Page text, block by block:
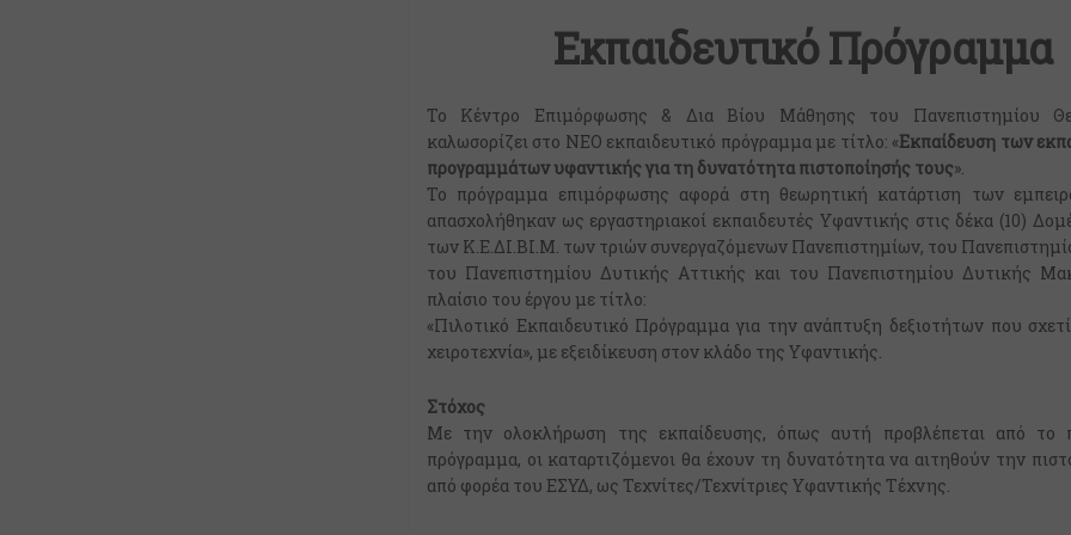
Εκπαιδευτικό Πρόγραμμα
Το Κέντρο Επιμόρφωσης & Δια Βίου Μάθησης του Πανεπιστημίου
καλωσορίζει στο ΝΕΟ εκπαιδευτικό πρόγραμμα με τίτλο: «Εκπαίδευση των
προγραμμάτων υφαντικής για τη δυνατότητα πιστοποίησής τους».
Το πρόγραμμα επιμόρφωσης αφορά στη θεωρητική κατάρτιση των
απασχολήθηκαν ως εργαστηριακοί εκπαιδευτές Υφαντικής στις δέκα (10)
των Κ.Ε.ΔΙ.ΒΙ.Μ. των τριών συνεργαζόμενων Πανεπιστημίων, του
του Πανεπιστημίου Δυτικής Αττικής και του Πανεπιστημίου Δυτικής
πλαίσιο του έργου με τίτλο:
«Πιλοτικό Εκπαιδευτικό Πρόγραμμα για την ανάπτυξη δεξιοτήτων που
χειροτεχνία», με εξειδίκευση στον κλάδο της Υφαντικής.
Στόχος
Με την ολοκλήρωση της εκπαίδευσης, όπως αυτή προβλέπεται από το
πρόγραμμα, οι καταρτιζόμενοι θα έχουν τη δυνατότητα να αιτηθούν την
από φορέα του ΕΣΥΔ, ως Τεχνίτες/Τεχνίτριες Υφαντικής Τέχνης.